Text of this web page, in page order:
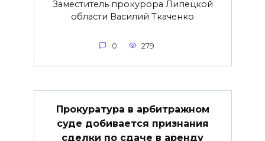
Заместитель прокурора Липецкой
области Василий Ткаченко
0 279
Прокуратура в арбитражном
суде добивается признания
сделки по сдаче в аренду